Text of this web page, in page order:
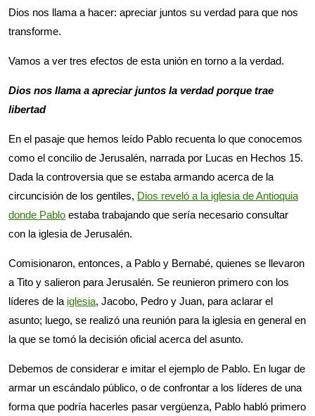
Dios nos llama a hacer: apreciar juntos su verdad para que nos
transforme.
Vamos a ver tres efectos de esta unión en torno a la verdad.
Dios nos llama a apreciar juntos la verdad porque trae
libertad
En el pasaje que hemos leído Pablo recuenta lo que conocemos
como el concilio de Jerusalén, narrada por Lucas en Hechos 15.
Dada la controversia que se estaba armando acerca de la
circuncisión de los gentiles, Dios reveló a la iglesia de Antioquia
donde Pablo estaba trabajando que sería necesario consultar
con la iglesia de Jerusalén.
Comisionaron, entonces, a Pablo y Bernabé, quienes se llevaron
a Tito y salieron para Jerusalén. Se reunieron primero con los
líderes de la iglesia, Jacobo, Pedro y Juan, para aclarar el
asunto; luego, se realizó una reunión para la iglesia en general en
la que se tomó la decisión oficial acerca del asunto.
Debemos de considerar e imitar el ejemplo de Pablo. En lugar de
armar un escándalo público, o de confrontar a los líderes de una
forma que podría hacerles pasar vergüenza, Pablo habló primero